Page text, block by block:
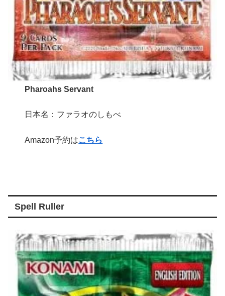
Pharoahs Servant
日本名：ファラオのしもべ
Amazon予約はこちら
Spell Ruller